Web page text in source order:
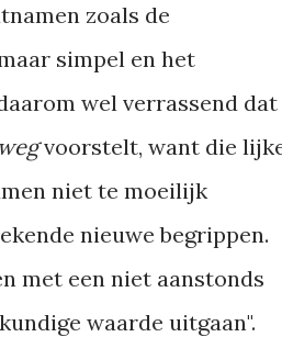
zoals de
simpel en het
wel verrassend dat
voorstelt, want die
niet te moeilijk
nieuwe begrippen.
met een niet aanstonds
waarde uitgaan".